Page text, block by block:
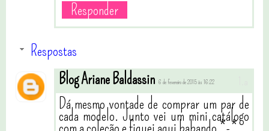
Responder
Respostas
Blog Ariane Baldassin 6 de fevereiro de 2015 às 16:22
Dá mesmo vontade de comprar um par de
cada modelo. Junto vei um mini catálogo